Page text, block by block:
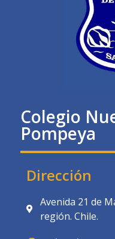
Colegio
Pompeya
Dirección
Avenida 21 de
región. Chile.